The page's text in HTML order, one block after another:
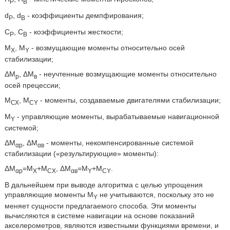
dP, dB - коэффициенты демпфирования;
СР, СВ - коэффициенты жесткости;
MX, MY- возмущающие моменты относительно осей
стабилизации;
ΔМp , ΔМв- неучтенные возмущающие моменты относительно
осей прецессии;
МСХ, MCY- моменты, создаваемые двигателями стабилизации;
MY- управляющие моменты, вырабатываемые навигационной
системой;
ΔМαр , ΔМαв- моменты, некомпенсированные системой
стабилизации («результирующие» моменты):
ΔМαр=MX+MCX, ΔМαв=MY+MCY.
В дальнейшем при выводе алгоритма с целью упрощения
управляющие моменты MYне учитываются, поскольку это не
меняет сущности предлагаемого способа. Эти моменты
вычисляются в системе навигации на основе показаний
акселерометров, являются известными функциями времени, и